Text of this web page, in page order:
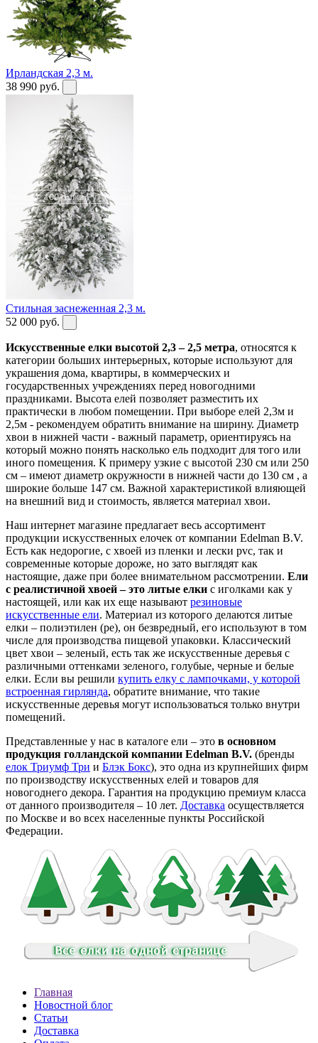
Ирландская 2,3 м.
38 990 руб.
Стильная заснеженная 2,3 м.
52 000 руб.
Искусственные елки высотой 2,3 – 2,5 метра, относятся к
категории больших интерьерных, которые используют для
украшения дома, квартиры, в коммерческих и
государственных учреждениях перед новогодними
праздниками. Высота елей позволяет разместить их
практически в любом помещении. При выборе елей 2,3м и
2,5м - рекомендуем обратить внимание на ширину. Диаметр
хвои в нижней части - важный параметр, ориентируясь на
который можно понять насколько ель подходит для того или
иного помещения. К примеру узкие с высотой 230 см или 250
см – имеют диаметр окружности в нижней части до 130 см , а
широкие больше 147 см. Важной характеристикой влияющей
на внешний вид и стоимость, является материал хвои.
Наш интернет магазине предлагает весь ассортимент
продукции искусственных елочек от компании Edelman B.V.
Есть как недорогие, с хвоей из пленки и лески pvc, так и
современные которые дороже, но зато выглядят как
настоящие, даже при более внимательном рассмотрении. Ели
с реалистичной хвоей – это литые елки с иголками как у
настоящей, или как их еще называют резиновые
искусственные ели. Материал из которого делаются литые
елки – полиэтилен (pe), он безвредный, его используют в том
числе для производства пищевой упаковки. Классический
цвет хвои – зеленый, есть так же искусственные деревья с
различными оттенками зеленого, голубые, черные и белые
елки. Если вы решили купить елку с лампочками, у которой
встроенная гирлянда, обратите внимание, что такие
искусственные деревья могут использоваться только внутри
помещений.
Представленные у нас в каталоге ели – это в основном
продукция голландской компании Edelman B.V. (бренды
елок Триумф Три и Блэк Бокс), это одна из крупнейших фирм
по производству искусственных елей и товаров для
новогоднего декора. Гарантия на продукцию премиум класса
от данного производителя – 10 лет. Доставка осуществляется
по Москве и во всех населенные пункты Российской
Федерации.
Главная
Новостной блог
Статьи
Доставка